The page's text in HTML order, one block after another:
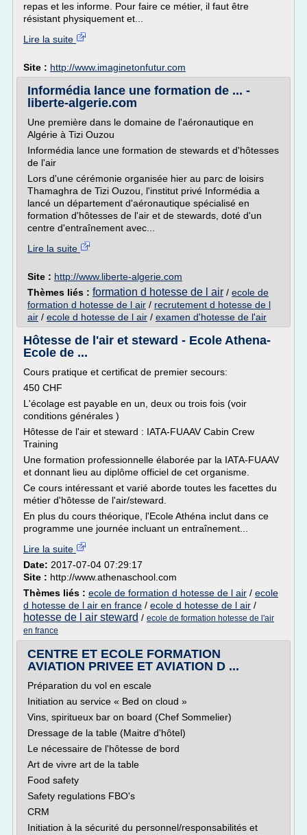
repas et les informe. Pour faire ce métier, il faut être
résistant physiquement et...
Lire la suite
Site : http://www.imaginetonfutur.com
Informédia lance une formation de ... -
liberte-algerie.com
Une première dans le domaine de l'aéronautique en
Algérie à Tizi Ouzou
Informédia lance une formation de stewards et d'hôtesses
de l'air
Lors d'une cérémonie organisée hier au parc de loisirs
Thamaghra de Tizi Ouzou, l'institut privé Informédia a
lancé un département d'aéronautique spécialisé en
formation d'hôtesses de l'air et de stewards, doté d'un
centre d'entraînement avec...
Lire la suite
Site : http://www.liberte-algerie.com
Thèmes liés : formation d hotesse de l air / ecole de
formation d hotesse de l air / recrutement d hotesse de l
air / ecole d hotesse de l air / examen d'hotesse de l'air
Hôtesse de l'air et steward - Ecole Athena-
Ecole de ...
Cours pratique et certificat de premier secours:
450 CHF
L'écolage est payable en un, deux ou trois fois (voir
conditions générales )
Hôtesse de l'air et steward : IATA-FUAAV Cabin Crew
Training
Une formation professionnelle élaborée par la IATA-FUAAV
et donnant lieu au diplôme officiel de cet organisme.
Ce cours intéressant et varié aborde toutes les facettes du
métier d'hôtesse de l'air/steward.
En plus du cours théorique, l'Ecole Athéna inclut dans ce
programme une journée incluant un entraînement...
Lire la suite
Date: 2017-07-04 07:29:17
Site : http://www.athenaschool.com
Thèmes liés : ecole de formation d hotesse de l air / ecole
d hotesse de l air en france / ecole d hotesse de l air /
hotesse de l air steward / ecole de formation hotesse de l'air
en france
CENTRE ET ECOLE FORMATION
AVIATION PRIVEE ET AVIATION D ...
Préparation du vol en escale
Initiation au service « Bed on cloud »
Vins, spiritueux bar on board (Chef Sommelier)
Dressage de la table (Maitre d'hôtel)
Le nécessaire de l'hôtesse de bord
Art de vivre art de la table
Food safety
Safety regulations FBO's
CRM
Initiation à la sécurité du personnel/responsabilités et